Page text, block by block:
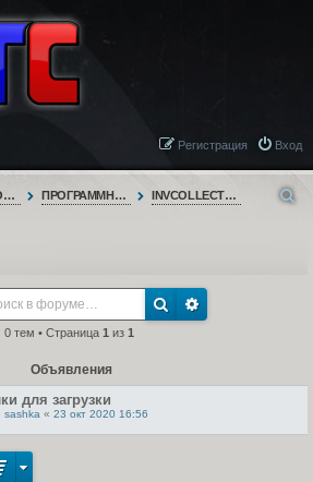
Вход
Регистрация
ПРОГРАММНОЕ ОБЕСПЕЧЕНИЕ INVCOLLECTOR
0 тем • Страница 1 из 1
Объявления
для загрузки
sashka « 23 окт 2020 16:56